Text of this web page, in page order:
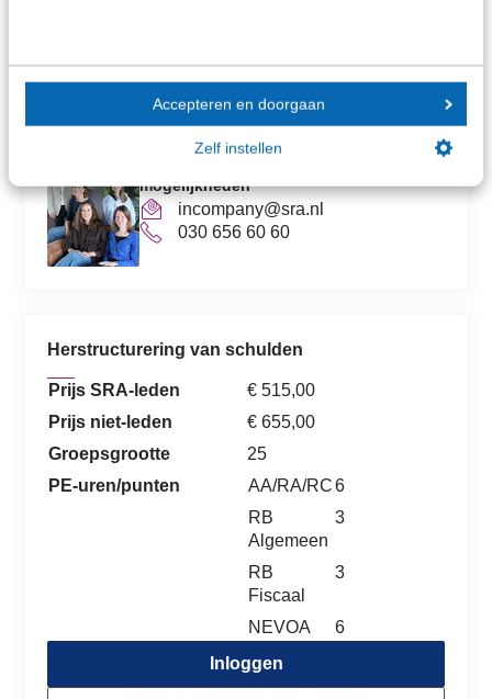
Accepteren en doorgaan
Zelf instellen
mogelijkheden
incompany@sra.nl
030 656 60 60
Herstructurering van schulden
Prijs SRA-leden
€ 515,00
Prijs niet-leden
€ 655,00
Groepsgrootte
25
PE-uren/punten
AA/RA/RC6
RB
Algemeen
3
RB
Fiscaal
3
NEVOA
6
Inloggen